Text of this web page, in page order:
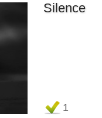
Silence
1